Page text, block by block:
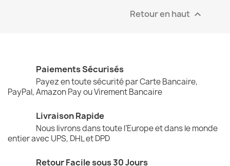
Retour en haut 
Paiements Sécurisés
Payez en toute sécurité par Carte Bancaire,
PayPal, Amazon Pay ou Virement Bancaire
Livraison Rapide
Nous livrons dans toute l’Europe et dans le monde
entier avec UPS, DHL et DPD
Retour Facile sous 30 Jours